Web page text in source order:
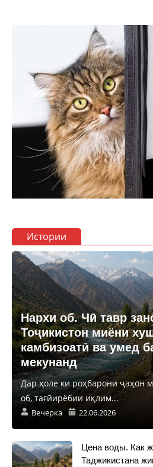
Истории
Нархи об. Чӣ тавр
Тоҷикистон миёни
камбизоатӣ ва умед
мекунанд
Дар ҳоле ки роҳбарони ҷаҳон
об, тағйирёбии иқлим...
Вечерка 22.06.2026
Цена воды. Как
Таджикистана